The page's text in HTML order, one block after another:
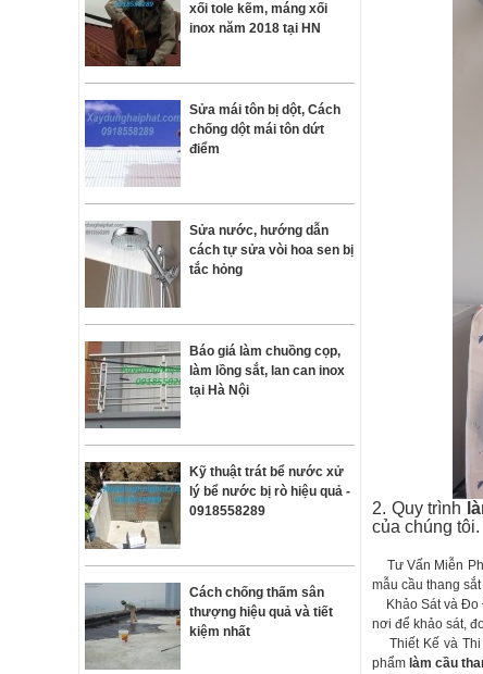
xối tole kẽm, máng xối
inox năm 2018 tại HN
Sửa mái tôn bị dột, Cách
chống dột mái tôn dứt
điểm
Sửa nước, hướng dẫn
cách tự sửa vòi hoa sen bị
tắc hỏng
Báo giá làm chuồng cọp,
làm lồng sắt, lan can inox
tại Hà Nội
Kỹ thuật trát bể nước xử
lý bể nước bị rò hiệu quả -
0918558289
Cách chống thấm sân
thượng hiệu quả và tiết
kiệm nhất
2. Quy trình
của chúng tôi.
Tư Vấn Miễn
mẫu cầu thang
Khảo Sát và Đo
nơi để khảo sát,
Thiết Kế và Thi
phẩm làm cầu